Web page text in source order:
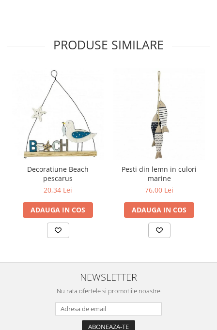
PRODUSE SIMILARE
Decoratiune Beach
pescarus
20,34 Lei
ADAUGA IN COS
Pesti din lemn in culori
marine
76,00 Lei
ADAUGA IN COS
NEWSLETTER
Nu rata ofertele si promotiile noastre